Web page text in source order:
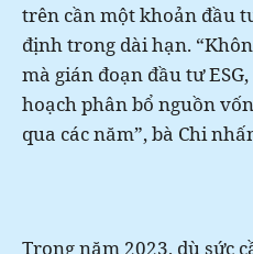
trên cần một khoản đầu
định trong dài hạn.
mà gián đoạn đầu tư
hoạch phân bổ nguồn
qua các năm”, bà Chi
Trong năm 2023, dù sức